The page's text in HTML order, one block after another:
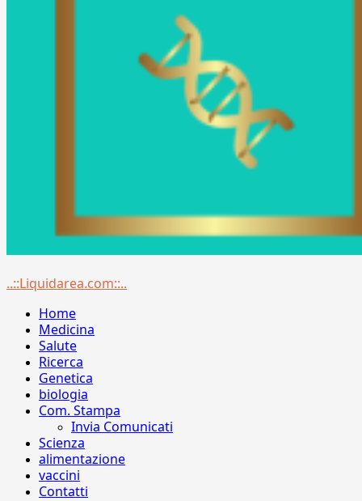
Menu
..::Liquidarea.com::..
Home
Medicina
Salute
Ricerca
Genetica
biologia
Com. Stampa
Invia Comunicati
Scienza
alimentazione
vaccini
Contatti